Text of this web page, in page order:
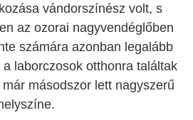
vándorszínész volt, s
az ozorai nagyvendéglőben
számára azonban legalább
laborczosok otthonra találtak
másodszor lett nagyszerű